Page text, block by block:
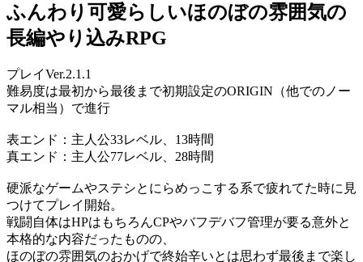
ふんわり可愛らしいほのぼの雰囲気の
長編やり込みRPG
プレイVer.2.1.1
難易度は最初から最後まで初期設定のORIGIN（他でのノー
マル相当）で進行
表エンド：主人公33レベル、13時間
真エンド：主人公77レベル、28時間
硬派なゲームやステシとにらめっこする系で疲れてた時に見
つけてプレイ開始。
戦闘自体はHPはもちろんCPやバフデバフ管理が要る意外と
本格的な内容だったものの、
ほのぼの雰囲気のおかげで終始辛いとは思わず最後まで楽し